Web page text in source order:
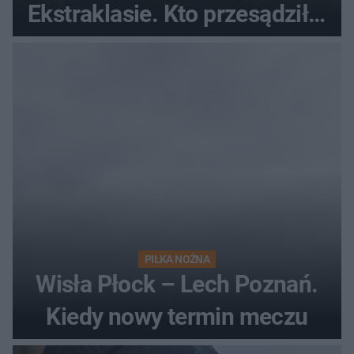
Ekstraklasie. Kto przesądził o
PIŁKA NOŻNA
Wisła Płock – Lech Poznań.
Kiedy nowy termin meczu